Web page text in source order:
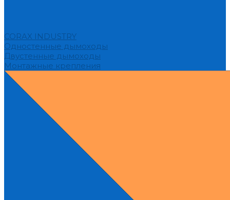
CORAX INDUSTRY
Одностенные дымоходы
Двустенные дымоходы
Монтажные крепления